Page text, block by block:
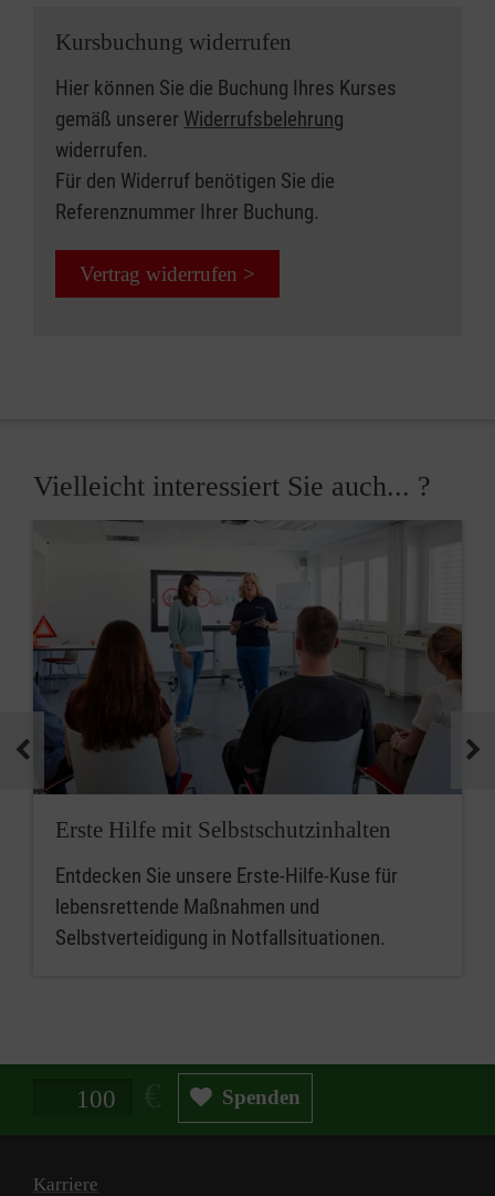
Kursbuchung widerrufen
Hier können Sie die Buchung Ihres Kurses
gemäß unserer Widerrufsbelehrung
widerrufen.
Für den Widerruf benötigen Sie die
Referenznummer Ihrer Buchung.
Vertrag widerrufen >
Vielleicht interessiert Sie auch... ?
Erste Hilfe mit Selbstschutzinhalten
Entdecken Sie unsere Erste-Hilfe-Kuse für
lebensrettende Maßnahmen und
Selbstverteidigung in Notfallsituationen.
Spendenbetrag in Euro Spenden
Karriere